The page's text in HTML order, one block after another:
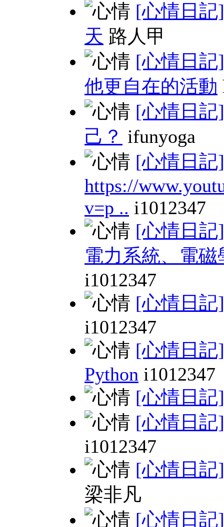
[心情日記]
天 路人甲
[心情日記]
他更自在的活動
[心情日記]
己？ ifunyoga
[心情日記]
https://
v=p .. i1012347
[心情日記]
電力系統、電磁
i1012347
[心情日記]
i1012347
[心情日記]
Python i1012347
[心情日記]
[心情日記]
i1012347
[心情日記]
梁非凡
[心情日記]